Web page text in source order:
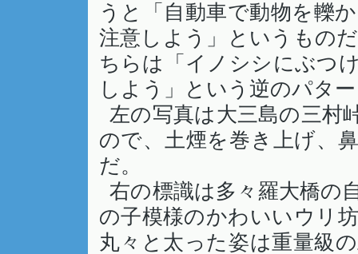
うと「自動車で動物を轢
注意しよう」というもの
ちらは「イノシシにぶつ
しよう」という逆のパタ
左の写真は大三島の三村
ので、土煙を巻き上げ、
だ。
右の標識は多々羅大橋の
の子模様のかわいいウリ
丸々と太った姿は重量級